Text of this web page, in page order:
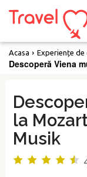
Acasa › Experiențe de
Descoperă Viena
la
Musik